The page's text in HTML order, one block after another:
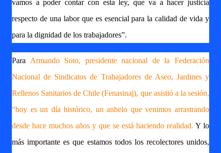
vamos a poder contar con esta ley, que va a hacer justicia
respecto de una labor que es esencial para la calidad de vida y
para la dignidad de los trabajadores”.
Para Armando Soto, presidente nacional de la Federación
Nacional de Sindicatos de Trabajadores de Aseo, Jardines y
Rellenos Sanitarios de Chile (Fenasinaj), que asistió a la sesión,
“hoy es un día histórico, un anhelo que venimos arrastrando
desde hace muchos años y que se está haciendo realidad. Y lo
más importante es que estamos todos los recolectores unidos,